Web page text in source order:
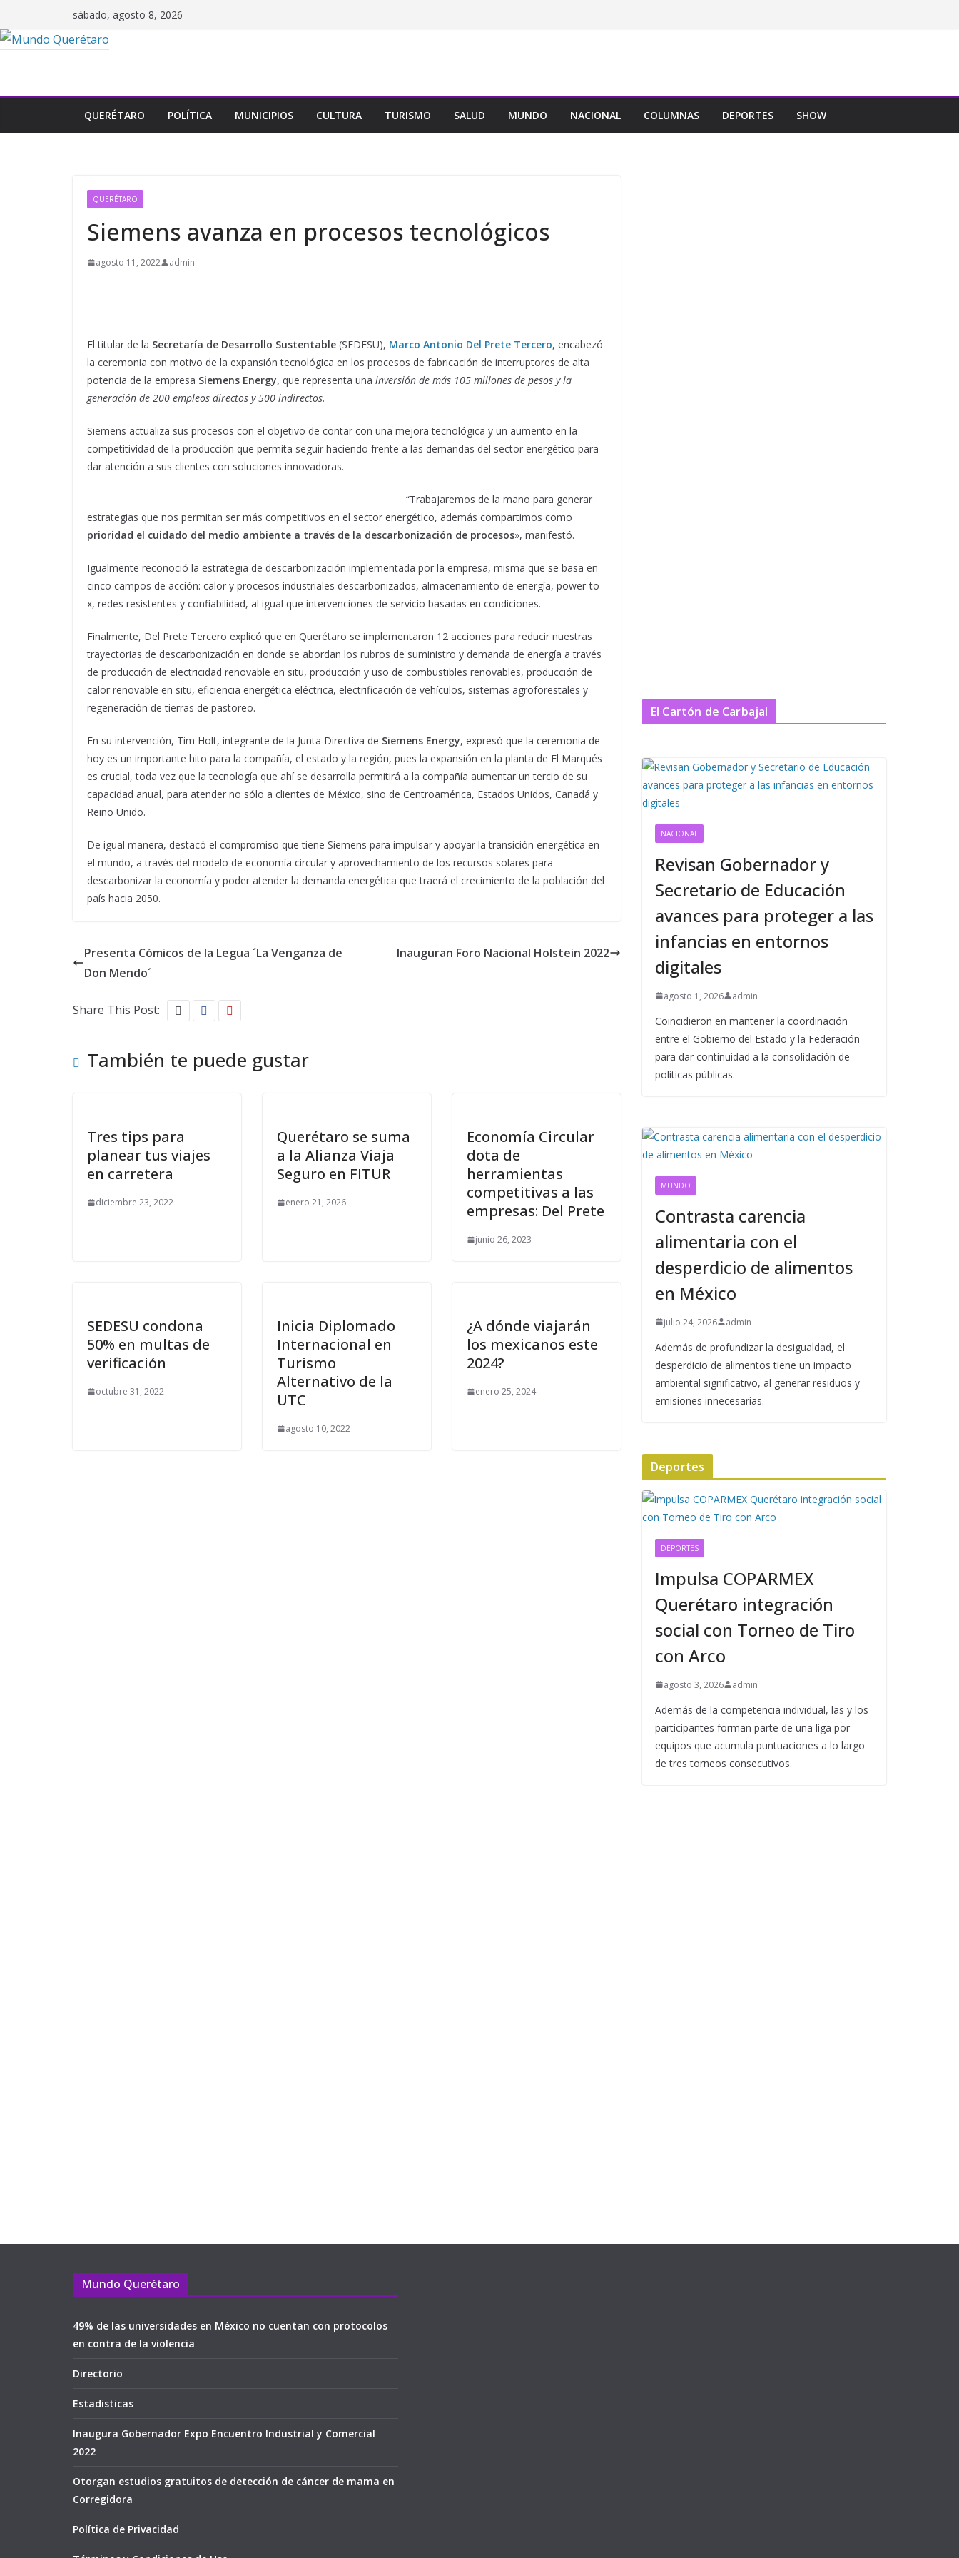
al
contenido
sábado, agosto 8, 2026
QUERÉTARO POLÍTICA MUNICIPIOS CULTURA TURISMO SALUD MUNDO NACIONAL COLUMNAS DEPORTES SHOW
QUERÉTARO
Siemens avanza en procesos tecnológicos
agosto 11, 2022 admin
El titular de la Secretaría de Desarrollo Sustentable (SEDESU), Marco Antonio Del Prete Tercero, encabezó
la ceremonia con motivo de la expansión tecnológica en los procesos de fabricación de interruptores de alta
potencia de la empresa Siemens Energy, que representa una inversión de más 105 millones de pesos y la
generación de 200 empleos directos y 500 indirectos.
Siemens actualiza sus procesos con el objetivo de contar con una mejora tecnológica y un aumento en la
competitividad de la producción que permita seguir haciendo frente a las demandas del sector energético para
dar atención a sus clientes con soluciones innovadoras.
“Trabajaremos de la mano para generar
estrategias que nos permitan ser más competitivos en el sector energético, además compartimos como
prioridad el cuidado del medio ambiente a través de la descarbonización de procesos», manifestó.
Igualmente reconoció la estrategia de descarbonización implementada por la empresa, misma que se basa en
cinco campos de acción: calor y procesos industriales descarbonizados, almacenamiento de energía, power-to-
x, redes resistentes y confiabilidad, al igual que intervenciones de servicio basadas en condiciones.
Finalmente, Del Prete Tercero explicó que en Querétaro se implementaron 12 acciones para reducir nuestras
trayectorias de descarbonización en donde se abordan los rubros de suministro y demanda de energía a través
de producción de electricidad renovable en situ, producción y uso de combustibles renovables, producción de
calor renovable en situ, eficiencia energética eléctrica, electrificación de vehículos, sistemas agroforestales y
regeneración de tierras de pastoreo.
En su intervención, Tim Holt, integrante de la Junta Directiva de Siemens Energy, expresó que la ceremonia de
hoy es un importante hito para la compañía, el estado y la región, pues la expansión en la planta de El Marqués
es crucial, toda vez que la tecnología que ahí se desarrolla permitirá a la compañía aumentar un tercio de su
capacidad anual, para atender no sólo a clientes de México, sino de Centroamérica, Estados Unidos, Canadá y
Reino Unido.
De igual manera, destacó el compromiso que tiene Siemens para impulsar y apoyar la transición energética en
el mundo, a través del modelo de economía circular y aprovechamiento de los recursos solares para
descarbonizar la economía y poder atender la demanda energética que traerá el crecimiento de la población del
país hacia 2050.
Presenta Cómicos de la Legua ´La Venganza de
Don Mendo´
Inauguran Foro Nacional Holstein 2022
Share This Post:
También te puede gustar
Tres tips para
planear tus viajes
en carretera
diciembre 23, 2022
Querétaro se suma
a la Alianza Viaja
Seguro en FITUR
enero 21, 2026
Economía Circular
dota de
herramientas
competitivas a las
empresas: Del Prete
junio 26, 2023
SEDESU condona
50% en multas de
verificación
octubre 31, 2022
Inicia Diplomado
Internacional en
Turismo
Alternativo de la
UTC
agosto 10, 2022
¿A dónde viajarán
los mexicanos este
2024?
enero 25, 2024
El Cartón de Carbajal
NACIONAL
Revisan Gobernador y
Secretario de Educación
avances para proteger a las
infancias en entornos
digitales
agosto 1, 2026 admin
Coincidieron en mantener la coordinación
entre el Gobierno del Estado y la Federación
para dar continuidad a la consolidación de
políticas públicas.
MUNDO
Contrasta carencia
alimentaria con el
desperdicio de alimentos
en México
julio 24, 2026 admin
Además de profundizar la desigualdad, el
desperdicio de alimentos tiene un impacto
ambiental significativo, al generar residuos y
emisiones innecesarias.
Deportes
DEPORTES
Impulsa COPARMEX
Querétaro integración
social con Torneo de Tiro
con Arco
agosto 3, 2026 admin
Además de la competencia individual, las y los
participantes forman parte de una liga por
equipos que acumula puntuaciones a lo largo
de tres torneos consecutivos.
Mundo Querétaro
49% de las universidades en México no cuentan con protocolos
en contra de la violencia
Directorio
Estadisticas
Inaugura Gobernador Expo Encuentro Industrial y Comercial
2022
Otorgan estudios gratuitos de detección de cáncer de mama en
Corregidora
Política de Privacidad